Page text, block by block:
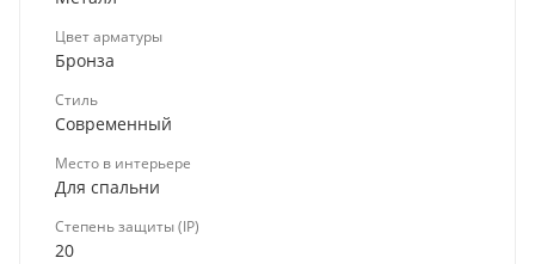
Цвет арматуры
Бронза
Стиль
Современный
Место в интерьере
Для спальни
Степень защиты (IP)
20